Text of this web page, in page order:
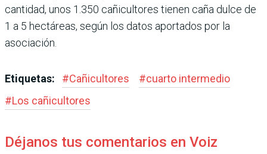
cantidad, unos 1.350 cañicultores tie­nen caña dulce de
1 a 5 hectá­reas, según los datos aporta­dos por la
asociación.
Etiquetas: #Cañicultores #cuarto intermedio
#Los cañicultores
Déjanos tus comentarios en Voiz